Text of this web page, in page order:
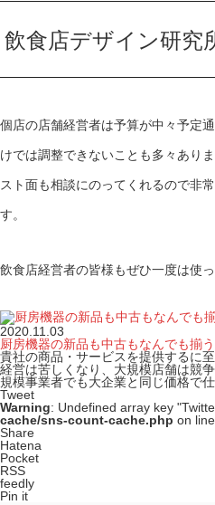
飲食店デザイン研究
個店の店舗経営者は予算が中々予定
けでは調整できないことも多々あり
スト面も相談にのってくれるので非
す。
飲食店経営者の皆様もぜひ一度は使
2020.11.03
厨房機器の新品も中古もなんでも揃
貴社の商品・サービスを提供するに
経営は苦しくなり、大規模店舗は競
規模事業者でも大企業と同じ価格で
Tweet
Warning: Undefined array key
cache/sns-count-cache.php on line
Share
Hatena
Pocket
RSS
feedly
Pin it